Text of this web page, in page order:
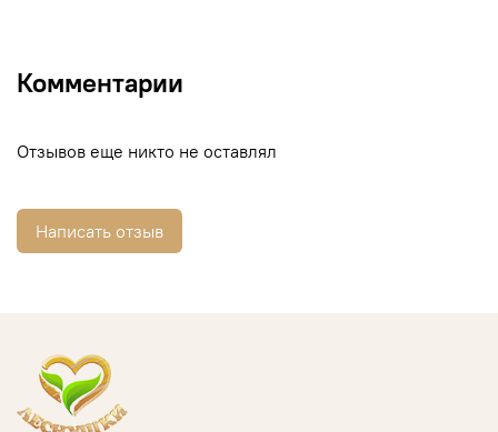
Комментарии
Отзывов еще никто не оставлял
Написать отзыв